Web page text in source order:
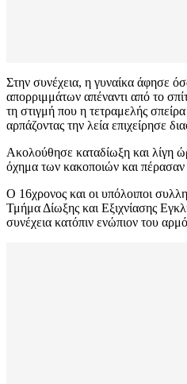
Στην συνέχεια, η γυναίκα άφησε
απορριμμάτων απέναντι από το
τη στιγμή που η τετραμελής
αρπάζοντας την λεία επιχείρησε
Ακολούθησε καταδίωξη και λίγη
όχημα των κακοποιών και πέρασαν
Ο 16χρονος και οι υπόλοιποι
Τμήμα Δίωξης και Εξιχνίασης
συνέχεια κατόπιν ενώπιον του